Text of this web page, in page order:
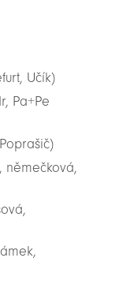
Učík)
Pa+Pe